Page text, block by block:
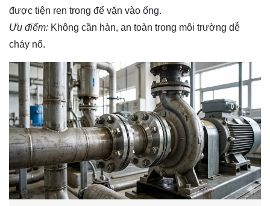
được tiện ren trong để vặn vào ống.
Ưu điểm: Không cần hàn, an toàn trong môi trường dễ
cháy nổ.